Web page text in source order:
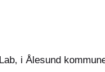
i Ålesund